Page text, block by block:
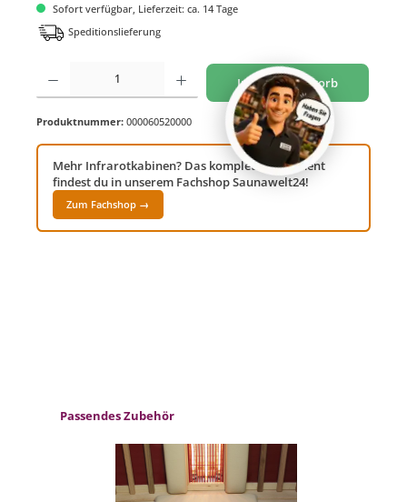
Sofort verfügbar, Lieferzeit: ca. 14 Tage
Speditionslieferung
Produkt Anzahl: Gib den gewünschten Wert ein oder benutze die Schaltflächen um
In den Warenkorb
Produktnummer: 000060520000
Mehr Infrarotkabinen? Das komplette Sortiment
findest du in unserem Fachshop Saunawelt24!
Zum Fachshop →
Produktgalerie überspringen
Passendes Zubehör